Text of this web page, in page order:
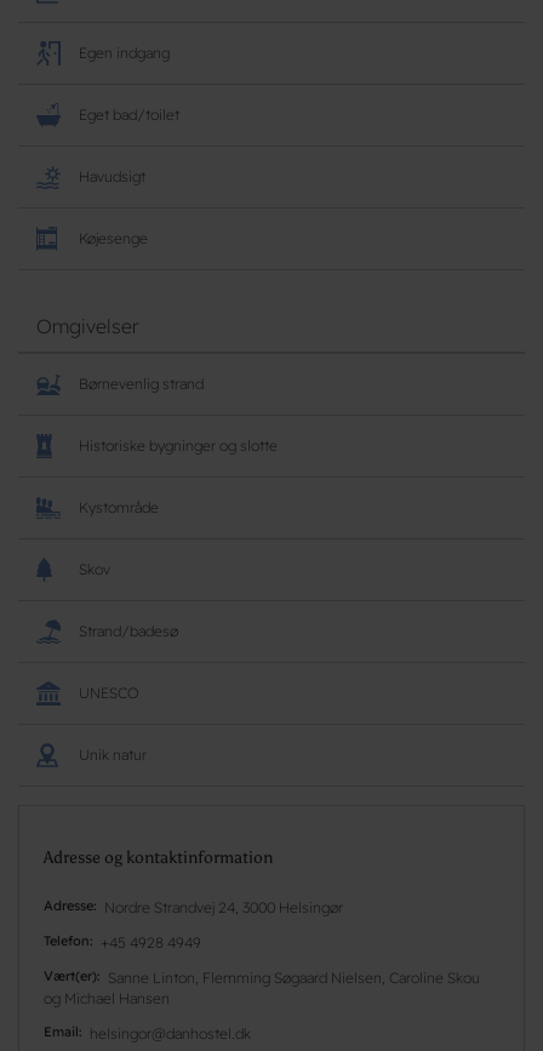
Egen indgang
Eget bad/toilet
Havudsigt
Køjesenge
Omgivelser
Børnevenlig strand
Historiske bygninger og slotte
Kystområde
Skov
Strand/badesø
UNESCO
Unik natur
Adresse og kontaktinformation
Adresse Nordre Strandvej 24, 3000 Helsingør
Telefon +45 4928 4949
Vært(er)
Sanne Linton, Flemming Søgaard Nielsen, Caroline Skou
og Michael Hansen
Email helsingor@danhostel.dk